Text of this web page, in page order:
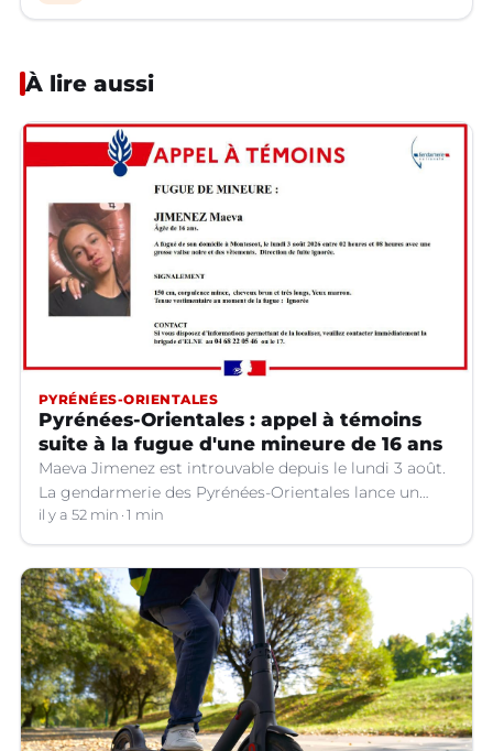
À lire aussi
PYRÉNÉES-ORIENTALES
Pyrénées-Orientales : appel à témoins
suite à la fugue d'une mineure de 16 ans
Maeva Jimenez est introuvable depuis le lundi 3 août.
La gendarmerie des Pyrénées-Orientales lance un
appel à témoins.
il y a 52 min 1 min